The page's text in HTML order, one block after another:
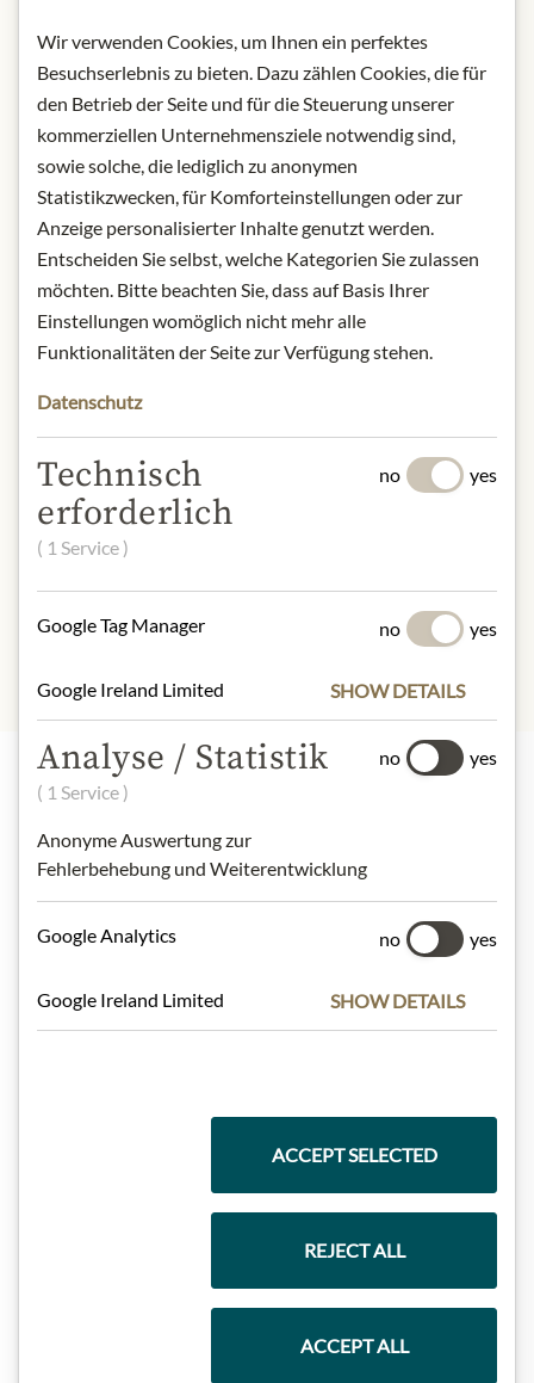
Přidat do košíku
POPIS
Alcohol content: 40% vol.
Porto Montenegro/ Tivat/
Montenegro/
info@noblewoodspirits.com
* Wir bitten um Verständnis, dass das
Těstoviny a rýže
Wir verwenden Cookies, um Ihnen ein perfektes
Besuchserlebnis zu bieten. Dazu zählen Cookies, die für
den Betrieb der Seite und für die Steuerung unserer
kommerziellen Unternehmensziele notwendig sind,
sowie solche, die lediglich zu anonymen
Statistikzwecken, für Komforteinstellungen oder zur
Anzeige personalisierter Inhalte genutzt werden.
Entscheiden Sie selbst, welche Kategorien Sie zulassen
möchten. Bitte beachten Sie, dass auf Basis Ihrer
Einstellungen womöglich nicht mehr alle
Funktionalitäten der Seite zur Verfügung stehen.
Datenschutz
Technisch
erforderlich
( 1 Service )
no yes
Google Tag Manager no yes
Google Ireland Limited SHOW DETAILS
Analyse / Statistik
( 1 Service )
Anonyme Auswertung zur
Fehlerbehebung und Weiterentwicklung
no yes
Google Analytics no yes
Google Ireland Limited SHOW DETAILS
ACCEPT SELECTED
REJECT ALL
ACCEPT ALL